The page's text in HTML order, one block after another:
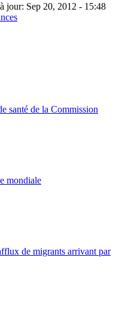
jour: Sep 20, 2012 - 15:48
santé de la Commission
mondiale
de migrants arrivant par